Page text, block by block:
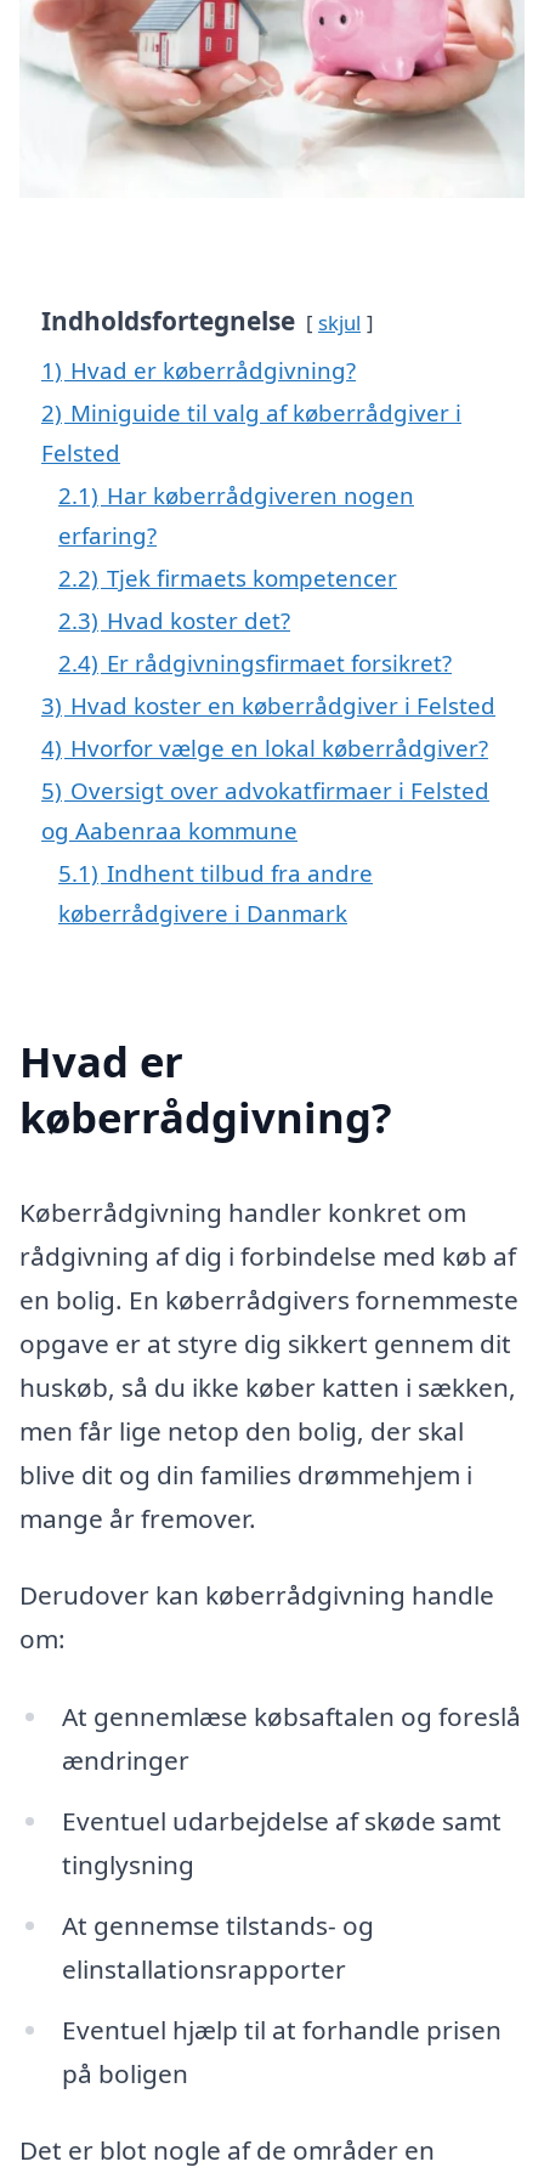
Indholdsfortegnelse skjul
1) Hvad er køberrådgivning?
2) Miniguide til valg af køberrådgiver i
Felsted
2.1) Har køberrådgiveren nogen
erfaring?
2.2) Tjek firmaets kompetencer
2.3) Hvad koster det?
2.4) Er rådgivningsfirmaet forsikret?
3) Hvad koster en køberrådgiver i Felsted
4) Hvorfor vælge en lokal køberrådgiver?
5) Oversigt over advokatfirmaer i Felsted
og Aabenraa kommune
5.1) Indhent tilbud fra andre
køberrådgivere i Danmark
Hvad er
køberrådgivning?
Køberrådgivning handler konkret om
rådgivning af dig i forbindelse med køb af
en bolig. En køberrådgivers fornemmeste
opgave er at styre dig sikkert gennem dit
huskøb, så du ikke køber katten i sækken,
men får lige netop den bolig, der skal
blive dit og din families drømmehjem i
mange år fremover.
Derudover kan køberrådgivning handle
om:
At gennemlæse købsaftalen og foreslå
ændringer
Eventuel udarbejdelse af skøde samt
tinglysning
At gennemse tilstands- og
elinstallationsrapporter
Eventuel hjælp til at forhandle prisen
på boligen
Det er blot nogle af de områder en